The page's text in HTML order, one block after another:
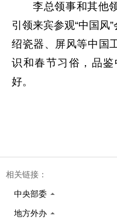
李总领事和其他
引领来宾参观“中国风
绍瓷器、屏风等中国
识和春节习俗，品
好。
相关链接：
中央部委
地方外办